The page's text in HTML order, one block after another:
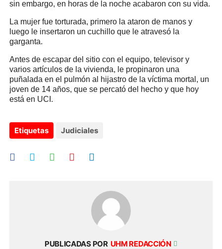
sin embargo, en horas de la noche acabaron con su vida.
La mujer fue torturada, primero la ataron de manos y
luego le insertaron un cuchillo que le atravesó la
garganta.
Antes de escapar del sitio con el equipo, televisor y
varios artículos de la vivienda, le propinaron una
puñalada en el pulmón al hijastro de la víctima mortal, un
joven de 14 años, que se percató del hecho y que hoy
está en UCI.
Etiquetas Judiciales
PUBLICADAS POR UHM REDACCIÓN